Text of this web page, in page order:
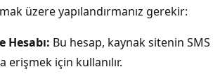
üzere yapılandırmanız gerekir:
Hesabı: Bu hesap, kaynak sitenin SMS
erişmek için kullanılır.